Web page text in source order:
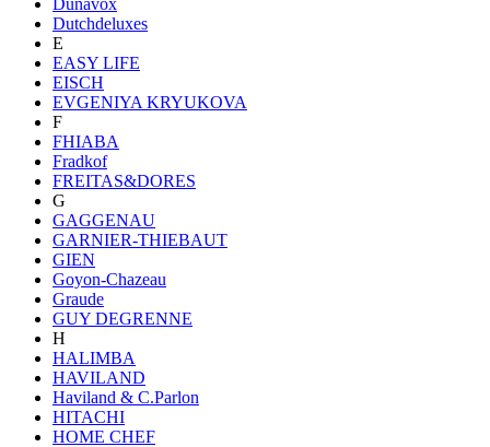
Dutchdeluxes
E
EASY LIFE
EISCH
EVGENIYA KRYUKOVA
F
FHIABA
Fradkof
FREITAS&DORES
G
GAGGENAU
GARNIER-THIEBAUT
GIEN
Goyon-Chazeau
Graude
GUY DEGRENNE
H
HALIMBA
HAVILAND
Haviland & C.Parlon
HITACHI
HOME CHEF